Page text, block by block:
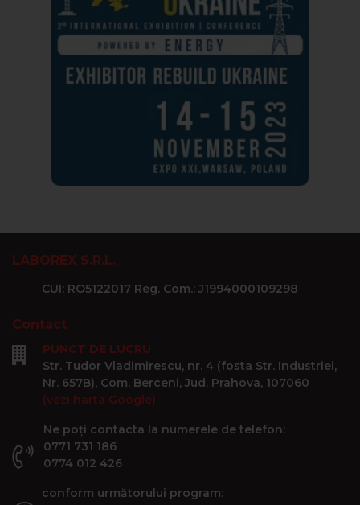
LABOREX S.R.L.
CUI: RO5122017 Reg. Com.: J1994000109298
Contact
PUNCT DE LUCRU
Str. Tudor Vladimirescu, nr. 4 (fosta Str. Industriei,
Nr. 657B), Com. Berceni, Jud. Prahova, 107060
(vezi harta Google)
Ne poți contacta la numerele de telefon:
0771 731 186
0774 012 426
conform următorului program: